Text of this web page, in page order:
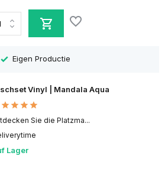
Eigen Productie
Vinyl | Mandala Aqua
Sie die Platzma...
Lager